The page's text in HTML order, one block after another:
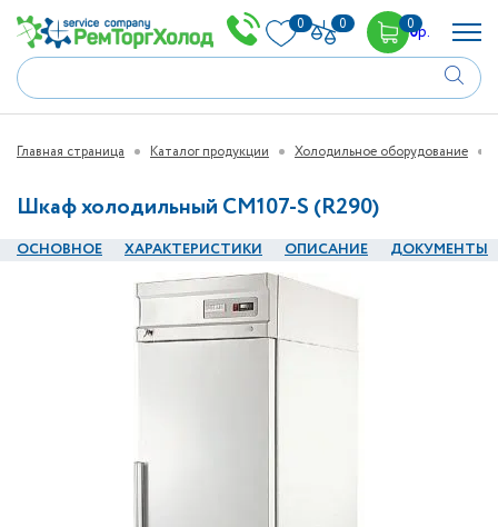
0 0 00р.
Главная страница Каталог продукции Холодильное оборудование
Шкаф холодильный CM107-S (R290)
ОСНОВНОЕ ХАРАКТЕРИСТИКИ ОПИСАНИЕ ДОКУМЕНТЫ